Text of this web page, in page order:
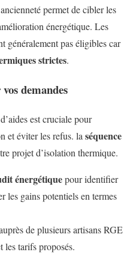
permet de cibler les
énergétique. Les
généralement pas éligibles car
strictes.
demandes
est cruciale pour
et éviter les refus. la séquence
projet d’isolation thermique.
énergétiquepour identifier
les gains potentiels en termes
de plusieurs artisans RGE
les tarifs proposés.